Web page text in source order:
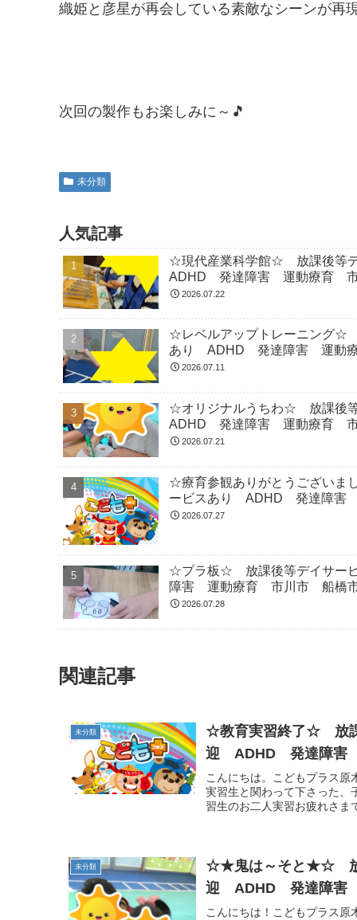
織姫と彦星が再会している素敵なシーンが再
次回の製作もお楽しみに～🎵
未分類
人気記事
☆現代産業科学館☆ 放課後等
ADHD 発達障害 運動療育
2026.07.22
☆レベルアップトレーニング☆
あり ADHD 発達障害 運動
2026.07.11
☆オリジナルうちわ☆ 放課後
ADHD 発達障害 運動療育
2026.07.21
☆療育参観ありがとうござい
ービスあり ADHD 発達障
2026.07.27
☆プラ板☆ 放課後等デイサー
障害 運動療育 市川市 船橋
2026.07.28
関連記事
未分類
☆教育実習終了☆ 放
迎 ADHD 発達障害
こんにちは。こどもプラス原
実習生と関わって下さった、
習生のお二人実習お疲れさま
未分類
☆★鬼は～そと★☆ 放
迎 ADHD 発達障害
こんにちは！こどもプラス